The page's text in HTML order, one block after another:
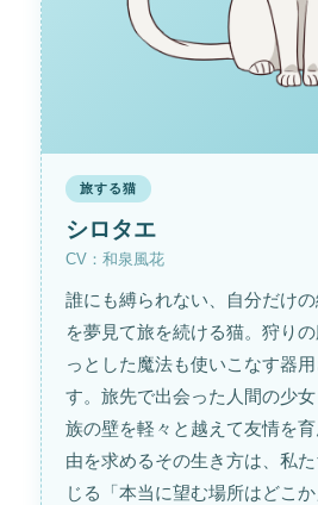
旅する猫
シロタエ
CV：和泉風花
誰にも縛られない、自分だけ
を夢見て旅を続ける猫。狩り
っとした魔法も使いこなす器
す。旅先で出会った人間の少
族の壁を軽々と越えて友情を
由を求めるその生き方は、私
じる「本当に望む場所はどこか